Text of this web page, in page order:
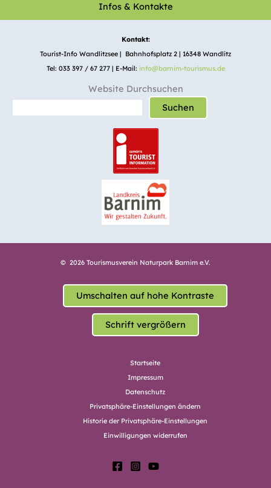
Infos & Kontakte
Kontakt:
Tourist-Info Wandlitzsee | Bahnhofsplatz 2 | 16348 Wandlitz
Tel: 033 397 / 67 277 | E-Mail: info@barnim-tourismus.de
Website Durchsuchen
Suchen
© 2026 Tourismusverein Naturpark Barnim e.V.
Umschalten auf hohe Kontraste
Schrift vergrößern
Startseite
Impressum
Datenschutz
Privatsphäre-Einstellungen ändern
Historie der Privatsphäre-Einstellungen
Einwilligungen widerrufen